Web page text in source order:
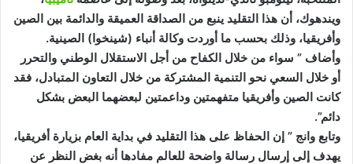
ويندهوك، أن هذا التقليد ينبع من الصداقة العميقة والدائمة بين الصين
وأفريقيا، وذلك بحسب ما أوردت وكالة أنباء (شينخوا) الصينية.
وأضاف ” سواء من خلال الكفاح من أجل الاستقلال الوطني والتحرر
أو خلال السعي نحو التنمية المشتركة من خلال التعاون المتبادل، فقد
كانت الصين وأفريقيا متفهمتين وداعمتين لبعضهما البعض بشكل
دائم”.
وتابع وانج ” إن الحفاظ على هذا التقليد في بداية العام بزيارة أفريقيا،
يهدف إلى إرسال رسالة واضحة للعالم مفادها أنه بغض النظر عن